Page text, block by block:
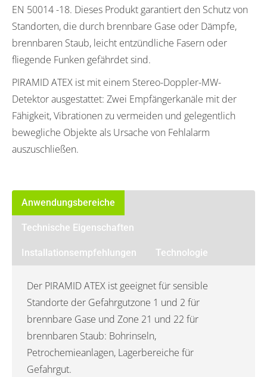
EN 50014 -18. Dieses Produkt garantiert den Schutz von
Standorten, die durch brennbare Gase oder Dämpfe,
brennbaren Staub, leicht entzündliche Fasern oder
fliegende Funken gefährdet sind.
PIRAMID ATEX ist mit einem Stereo-Doppler-MW-
Detektor ausgestattet: Zwei Empfängerkanäle mit der
Fähigkeit, Vibrationen zu vermeiden und gelegentlich
bewegliche Objekte als Ursache von Fehlalarm
auszuschließen.
Anwendungsbereiche
Technische Eigenschaften
Installationsempfehlungen Technologie
Der PIRAMID ATEX ist geeignet für sensible
Standorte der Gefahrgutzone 1 und 2 für
brennbare Gase und Zone 21 und 22 für
brennbaren Staub: Bohrinseln,
Petrochemieanlagen, Lagerbereiche für
Gefahrgut.